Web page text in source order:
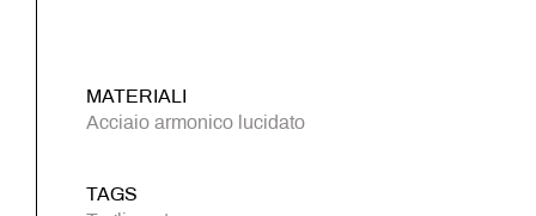
MATERIALI
Acciaio armonico lucidato
TAGS